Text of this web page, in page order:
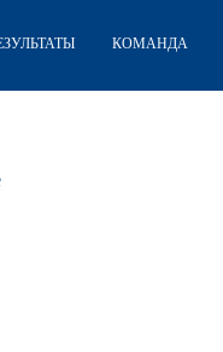
КОМАНДА